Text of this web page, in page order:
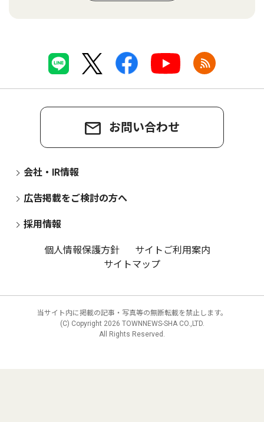
お問い合わせ
会社・IR情報
広告掲載をご検討の方へ
採用情報
個人情報保護方針
サイトご利用案内
サイトマップ
当サイト内に掲載の記事・写真等の無断転載を禁止します。
(C) Copyright 2026 TOWNNEWS-SHA CO.,LTD.
All Rights Reserved.